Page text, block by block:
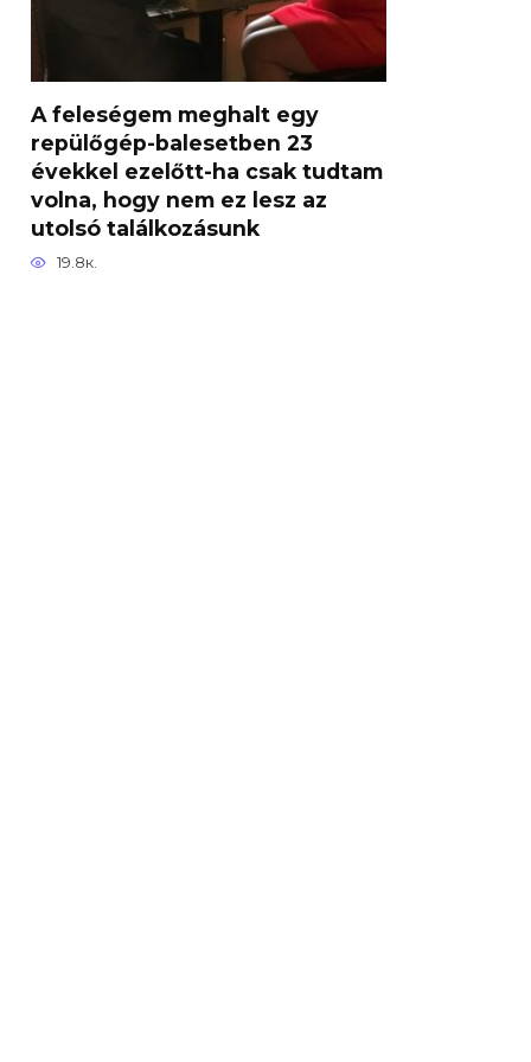
A feleségem meghalt egy
repülőgép-balesetben 23
évekkel ezelőtt-ha csak tudtam
volna, hogy nem ez lesz az
utolsó találkozásunk
19.8к.